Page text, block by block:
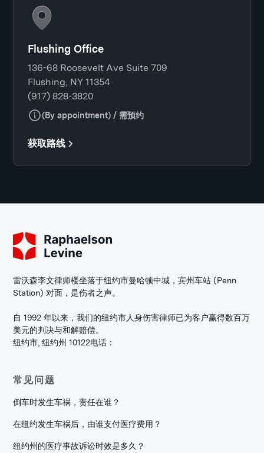
Flushing Office
136-68 Roosevelt Ave Suite 709
Flushing, NY 11354
(917) 828-3820
(By appointment) / 需预约
获取路线
雷沃森李文律师楼坐落于纽约市曼哈顿中城，宾州车站 (Penn
Station) 对面，是伤者之声。
自 1992 年以来，我们的纽约市人身伤害律师已为客户赢得数百万
美元的判决与和解赔偿。
纽约市, 纽约州 10122电话：
常见问题
倒车时发生车祸，责任在谁？
在纽约发生车祸后，由谁支付医疗费用？
纽约州的医疗事故诉讼时效是多久？